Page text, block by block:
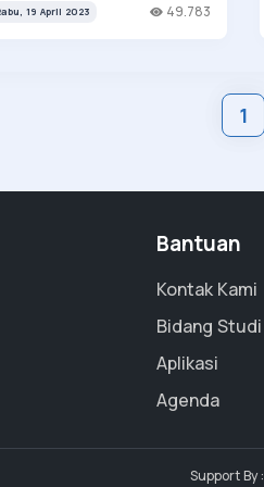
Jatim Jenjang
19 April 2023 49.783
1
Bantuan
Kontak Kami
Bidang Studi
Aplikasi
Agenda
Support By :